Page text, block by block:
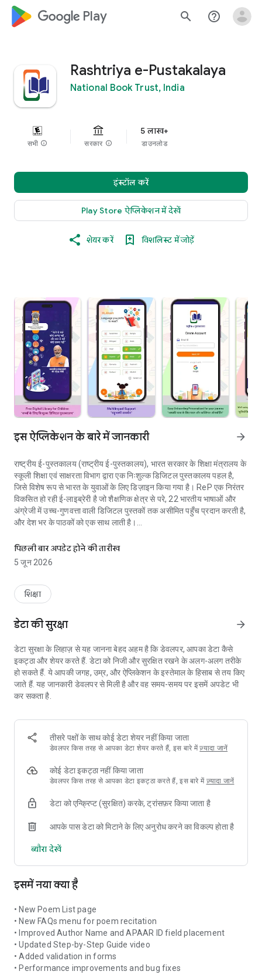
google_logo Play search help_outline
Rashtriya e-Pustakalaya
National Book Trust, India
सभी info सरकार info
5 लाख+
डाउनलोड
इंस्टॉल करें
Play Store ऐप्लिकेशन में देखें
शेयर करें विशलिस्ट में जोड़ें
इस ऐप्लिकेशन के बारे में जानकारी arrow_forward
राष्ट्रीय ई-पुस्तकालय (राष्ट्रीय ई-पुस्तकालय), भारत सरकार के शिक्षा मंत्रालय के
स्कूली शिक्षा एवं साक्षरता विभाग द्वारा एक निःशुल्क डिजिटल पुस्तकालय पहल है,
जिसे विशेष रूप से भारत के युवाओं के लिए डिज़ाइन किया गया है। ReP एक निरंतर
विकसित हो रही ई-लाइब्रेरी है जो शैक्षणिक क्षेत्र से परे, 22 भारतीय भाषाओं और
अंग्रेजी में उच्च-गुणवत्ता वाली डिजिटल पुस्तकों तक असीमित पहुँच प्रदान करती है,
और देश भर के पाठकों को एक साथ लाती है।
इसका उद्देश्य बच्चों और किशोरों में पढ़ने के प्रति जुनून को बढ़ावा देना है, जिसमें
साहसिक और रहस्य, कविता, कला और संस्कृति, यात्रा और अन्वेषण, कॉमिक्स और
ग्राफिक उपन्यास, कविताएँ और चित्र पुस्तकें, विज्ञान और प्रौद्योगिकी जैसी विविध
ReP पर कुछ आसान चरणों में पंजीकरण करें और ज्ञान की दुनिया को अपनी उंगलियों
पर पाएँ।
- 22 भारतीय भाषाओं और अंग्रेज़ी में पुस्तकें
- टेक्स्ट टू स्पीच सुविधा
- पसंदीदा में जोड़ें विकल्प
- पुस्तक की इच्छा विकल्प
- बुकमार्क, हाइलाइट, नोट्स और फ़ॉन्ट आकार परिवर्तन कार्यक्षमता
- बच्चों के लिए थीम उपलब्धता
- मज़ेदार पुरस्कार और बैज
#India
पिछली बार अपडेट होने की तारीख
5 जून 2026
शिक्षा
डेटा की सुरक्षा arrow_forward
डेटा सुरक्षा के लिहाज़ से यह जानना बेहद अहम है कि डेवलपर, आपका डेटा कैसे
इकट्ठा और शेयर करते हैं. डेटा को निजी और सुरक्षित रखने के अलग-अलग तरीके
हो सकते हैं. ये आपकी जगह, उम्र, और ऐप्लिकेशन के इस्तेमाल के हिसाब से तय किए
जाते हैं. यह जानकारी डेवलपर से मिली है और वह समय-समय पर इसमें अपडेट भी
कर सकता है.
तीसरे पक्षों के साथ कोई डेटा शेयर नहीं किया जाता
डेवलपर किस तरह से आपका डेटा शेयर करते हैं, इस बारे मेंज़्यादा जानें
कोई डेटा इकट्ठा नहीं किया जाता
डेवलपर किस तरह से आपका डेटा इकट्ठा करते हैं, इस बारे में ज़्यादा जानें
डेटा को एन्क्रिप्ट (सुरक्षित) करके, ट्रांसफ़र किया जाता है
आपके पास डेटा को मिटाने के लिए अनुरोध करने का विकल्प होता है
ब्यौरा देखें
इसमें नया क्या है
• New Poem List page
• New FAQs menu for poem recitation
• Improved Author Name and APAAR ID field placement
• Updated Step-by-Step Guide video
• Added validation in forms
• Performance improvements and bug fixes